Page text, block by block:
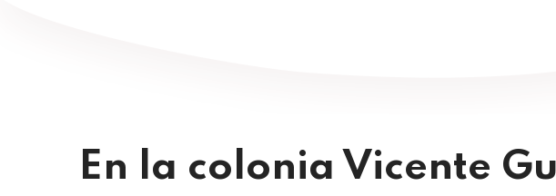
En la colonia Vicente